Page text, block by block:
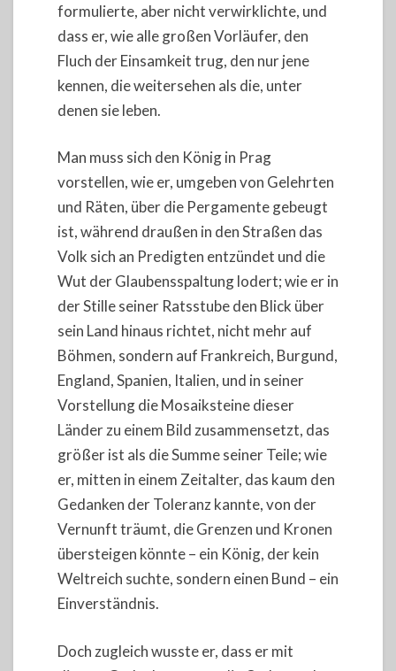
formulierte, aber nicht verwirklichte, und
dass er, wie alle großen Vorläufer, den
Fluch der Einsamkeit trug, den nur jene
kennen, die weitersehen als die, unter
denen sie leben.
Man muss sich den König in Prag
vorstellen, wie er, umgeben von Gelehrten
und Räten, über die Pergamente gebeugt
ist, während draußen in den Straßen das
Volk sich an Predigten entzündet und die
Wut der Glaubensspaltung lodert; wie er in
der Stille seiner Ratsstube den Blick über
sein Land hinaus richtet, nicht mehr auf
Böhmen, sondern auf Frankreich, Burgund,
England, Spanien, Italien, und in seiner
Vorstellung die Mosaiksteine dieser
Länder zu einem Bild zusammensetzt, das
größer ist als die Summe seiner Teile; wie
er, mitten in einem Zeitalter, das kaum den
Gedanken der Toleranz kannte, von der
Vernunft träumt, die Grenzen und Kronen
übersteigen könnte – ein König, der kein
Weltreich suchte, sondern einen Bund – ein
Einverständnis.
Doch zugleich wusste er, dass er mit